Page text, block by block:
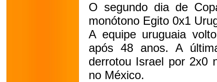
O segundo dia de
monótono Egito 0x1
A equipe uruguaia
após 48 anos. A
derrotou Israel por 2x0
no México.